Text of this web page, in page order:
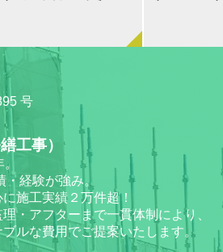
号
工事）
経験が強み。
施工実績２万件超！
・アフターまで一貫体制により、
ルな費用でご提案いたします。